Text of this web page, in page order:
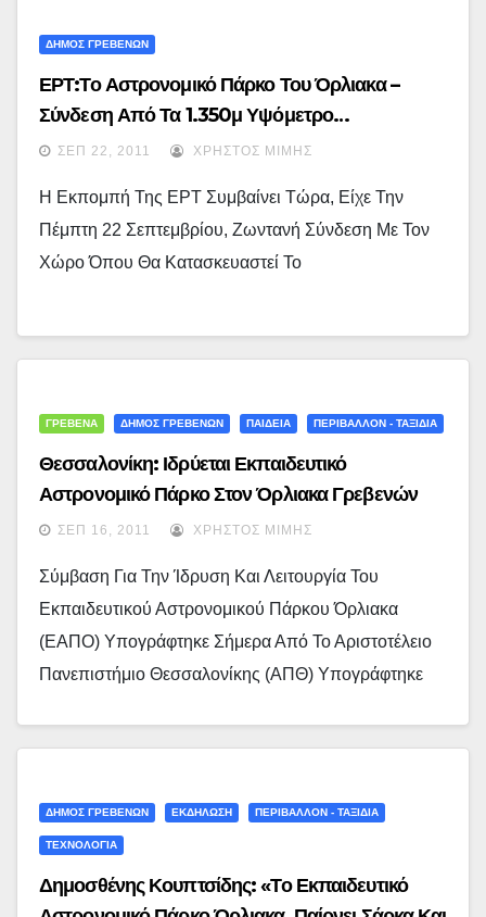
ΔΗΜΟΣ ΓΡΕΒΕΝΩΝ
ΕΡΤ:Το Αστρονομικό Πάρκο Του Όρλιακα –
Σύνδεση Από Τα 1.350μ Υψόμετρο…
ΣΕΠ 22, 2011 ΧΡΉΣΤΟΣ ΜΊΜΗΣ
Η Εκπομπή Της ΕΡΤ Συμβαίνει Τώρα, Είχε Την
Πέμπτη 22 Σεπτεμβρίου, Ζωντανή Σύνδεση Με Τον
Χώρο Όπου Θα Κατασκευαστεί Το
ΓΡΕΒΕΝΑ ΔΗΜΟΣ ΓΡΕΒΕΝΩΝ ΠΑΙΔΕΙΑ ΠΕΡΙΒΑΛΛΟΝ - ΤΑΞΙΔΙΑ
Θεσσαλονίκη: Ιδρύεται Εκπαιδευτικό
Αστρονομικό Πάρκο Στον Όρλιακα Γρεβενών
ΣΕΠ 16, 2011 ΧΡΉΣΤΟΣ ΜΊΜΗΣ
Σύμβαση Για Την Ίδρυση Και Λειτουργία Του
Εκπαιδευτικού Αστρονομικού Πάρκου Όρλιακα
(ΕΑΠΟ) Υπογράφτηκε Σήμερα Από Το Αριστοτέλειο
Πανεπιστήμιο Θεσσαλονίκης (ΑΠΘ) Υπογράφτηκε
ΔΗΜΟΣ ΓΡΕΒΕΝΩΝ ΕΚΔΗΛΩΣΗ ΠΕΡΙΒΑΛΛΟΝ - ΤΑΞΙΔΙΑ
ΤΕΧΝΟΛΟΓΙΑ
Δημοσθένης Κουπτσίδης: «Το Εκπαιδευτικό